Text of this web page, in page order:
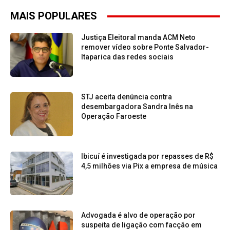
MAIS POPULARES
Justiça Eleitoral manda ACM Neto
remover vídeo sobre Ponte Salvador-
Itaparica das redes sociais
STJ aceita denúncia contra
desembargadora Sandra Inês na
Operação Faroeste
Ibicuí é investigada por repasses de R$
4,5 milhões via Pix a empresa de música
Advogada é alvo de operação por
suspeita de ligação com facção em